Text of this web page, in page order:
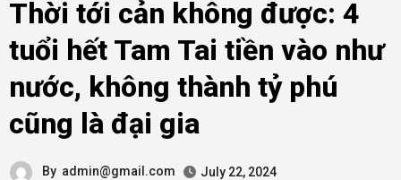
Thời tới cản không được: 4
tuổi hết Tam Tai tiền vào như
nước, không thành tỷ phú
cũng là đại gia
By admin@gmail.com July 22, 2024